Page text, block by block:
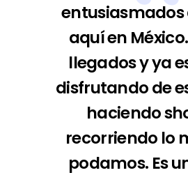
entusiasmados
aquí en
llegados y ya
disfrutando de
haciendo
recorriendo lo
podamos. Es